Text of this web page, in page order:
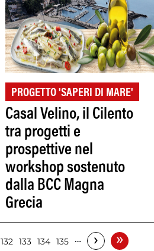
PROGETTO 'SAPERI DI MARE'
Casal Velino, il Cilento
tra progetti e
prospettive nel
workshop sostenuto
dalla BCC Magna
Grecia
132 133 134 135 … › »